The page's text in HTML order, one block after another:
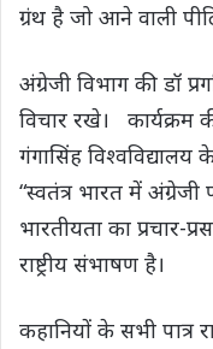
ग्रंथ है जो आने वाली
अंग्रेजी विभाग की डॉ
विचार रखे। कार्यक्रम
गंगासिंह
“स्वतंत्र भारत में
भारतीयता का प्रचार-
राष्ट्रीय संभाषण है।
कहानियों के सभी पात्र